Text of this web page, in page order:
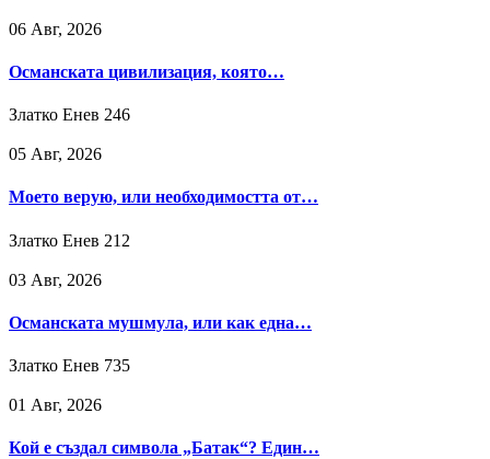
06 Авг, 2026
Османската цивилизация, която…
Златко Енев 246
05 Авг, 2026
Моето верую, или необходимостта от…
Златко Енев 212
03 Авг, 2026
Османската мушмула, или как една…
Златко Енев 735
01 Авг, 2026
Кой е създал символа „Батак“? Един…